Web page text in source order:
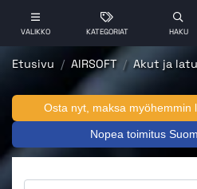
VALIKKO KATEGORIAT HAKU
Etusivu AIRSOFT Akut ja
Osta nyt, maksa myöhemmin
Nopea toimitus